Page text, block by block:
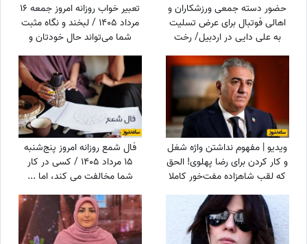
حضور دسته جمعی ورزشکاران و
اهالی فوتبال برای عرض تسلیت
به علی دایی در اردبیل/ رخت
عزای شهریار فوتبال ایران در مقام
اقوام درجه یک+عکس
تعبیر خواب روزانه امروز جمعه 16
مرداد 1405 / لبخند و نگاه مثبت
شما می‌تواند حال خودتان و
اطرافیانتان را بهتر کند
ویدیو | مفهوم نداشتن واژه شغل
و کار کردن برای رضا پهلوی! الحق
که لقب شاهزاده مفت‌خور کاملا
برازنده توئه
فال شمع روزانه امروز پنج‌شنبه
15 مرداد 1405 / کسی در کار
شما مخالفت می کند، اما ...